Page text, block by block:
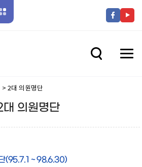
기
전체메뉴 닫기
2대 의원명단
대 의원명단
(95.7.1 ~ 98.6.30)